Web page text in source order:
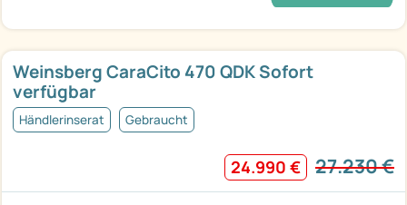
Weinsberg CaraCito 470 QDK Sofort
verfügbar
Händlerinserat Gebraucht
24.990 € 27.230 €